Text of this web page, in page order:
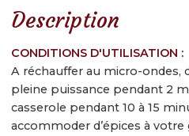
Inscrivez-vous à notre
d'Alsace
cuisinée
IGP
PAYSANNE
au
Riesling
et
Description
CONDITIONS D'UTILISATION :
A réchauffer au micro-ondes,
pleine puissance pendant 2
casserole pendant 10 à 15
accommoder d’épices à votre